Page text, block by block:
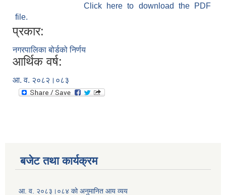
Click here to download the PDF
file.
प्रकार:
नगरपालिका बोर्डको निर्णय
आर्थिक वर्ष:
आ. व. २०८२।०८३
बजेट तथा कार्यक्रम
आ. व. २०८३।०८४ को अनुमानित आय व्यय